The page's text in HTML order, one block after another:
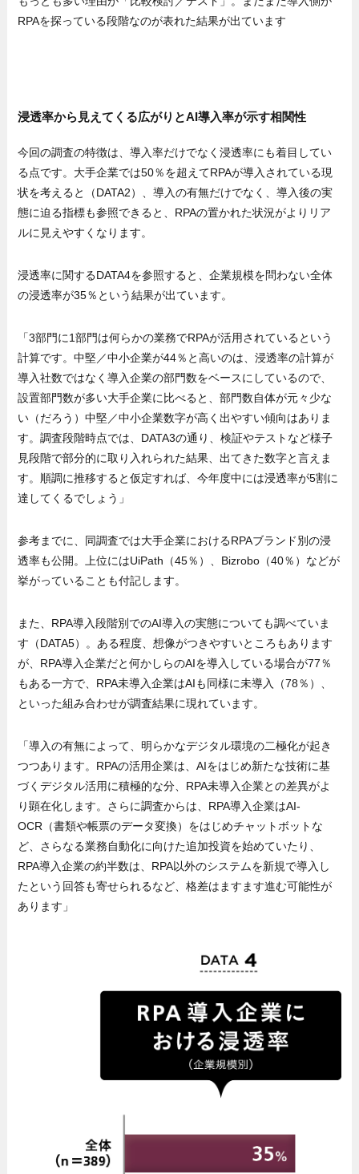
RPAを探っている段階なのが表れた結果が出ています
浸透率から見えてくる広がりとAI導入率が示す相関性
今回の調査の特徴は、導入率だけでなく浸透率にも着目してい
る点です。大手企業では50％を超えてRPAが導入されている現
状を考えると（DATA2）、導入の有無だけでなく、導入後の実
態に迫る指標も参照できると、RPAの置かれた状況がよりリア
ルに見えやすくなります。
浸透率に関するDATA4を参照すると、企業規模を問わない全体
の浸透率が35％という結果が出ています。
「3部門に1部門は何らかの業務でRPAが活用されているという
計算です。中堅／中小企業が44％と高いのは、浸透率の計算が
導入社数ではなく導入企業の部門数をベースにしているので、
設置部門数が多い大手企業に比べると、部門数自体が元々少な
い（だろう）中堅／中小企業数字が高く出やすい傾向はありま
す。調査段階時点では、DATA3の通り、検証やテストなど様子
見段階で部分的に取り入れられた結果、出てきた数字と言えま
す。順調に推移すると仮定すれば、今年度中には浸透率が5割に
達してくるでしょう」
参考までに、同調査では大手企業におけるRPAブランド別の浸
透率も公開。上位にはUiPath（45％）、Bizrobo（40％）などが
挙がっていることも付記します。
また、RPA導入段階別でのAI導入の実態についても調べていま
す（DATA5）。ある程度、想像がつきやすいところもあります
が、RPA導入企業だと何かしらのAIを導入している場合が77％
もある一方で、RPA未導入企業はAIも同様に未導入（78％）、
といった組み合わせが調査結果に現れています。
「導入の有無によって、明らかなデジタル環境の二極化が起き
つつあります。RPAの活用企業は、AIをはじめ新たな技術に基
づくデジタル活用に積極的な分、RPA未導入企業との差異がよ
り顕在化します。さらに調査からは、RPA導入企業はAI-
OCR（書類や帳票のデータ変換）をはじめチャットボットな
ど、さらなる業務自動化に向けた追加投資を始めていたり、
RPA導入企業の約半数は、RPA以外のシステムを新規で導入し
たという回答も寄せられるなど、格差はますます進む可能性が
あります」